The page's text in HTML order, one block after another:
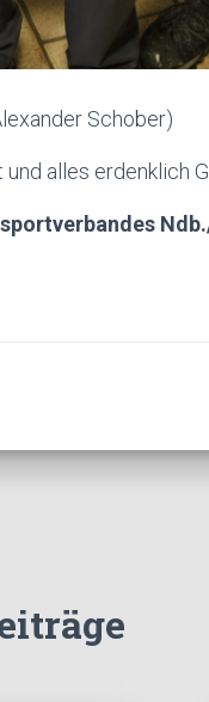
Schober)
und alles erdenklich